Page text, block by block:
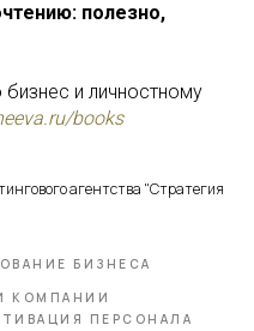
полезно,
бизнес и личностному
books
агентства "Стратегия
БИЗНЕСА
КОМПАНИИ
ПЕРСОНАЛА